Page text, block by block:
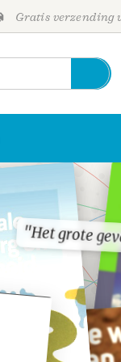
Gratis verzending
"Het grote
"Het grote